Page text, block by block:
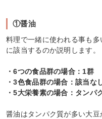
①醤油
料理で一緒に使われる事も
に該当するのか説明します。
・6つの食品群の場合：1群
・3色食品群の場合：該当な
・5大栄養素の場合：タンパ
醤油はタンパク質が多い大